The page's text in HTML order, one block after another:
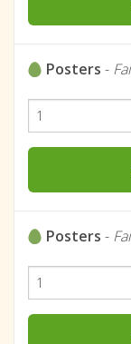
Posters -
Posters -